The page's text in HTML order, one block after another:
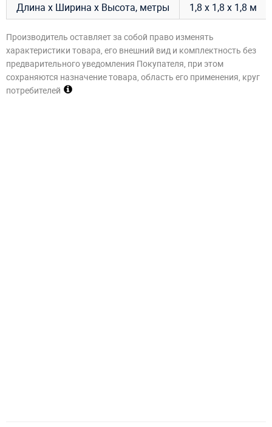
Длина х Ширина х Высота, метры
1,8 х 1,8 х 1,8 м
Производитель оставляет за собой право изменять
характеристики товара, его внешний вид и комплектность без
предварительного уведомления Покупателя, при этом
сохраняются назначение товара, область его применения, круг
потребителей